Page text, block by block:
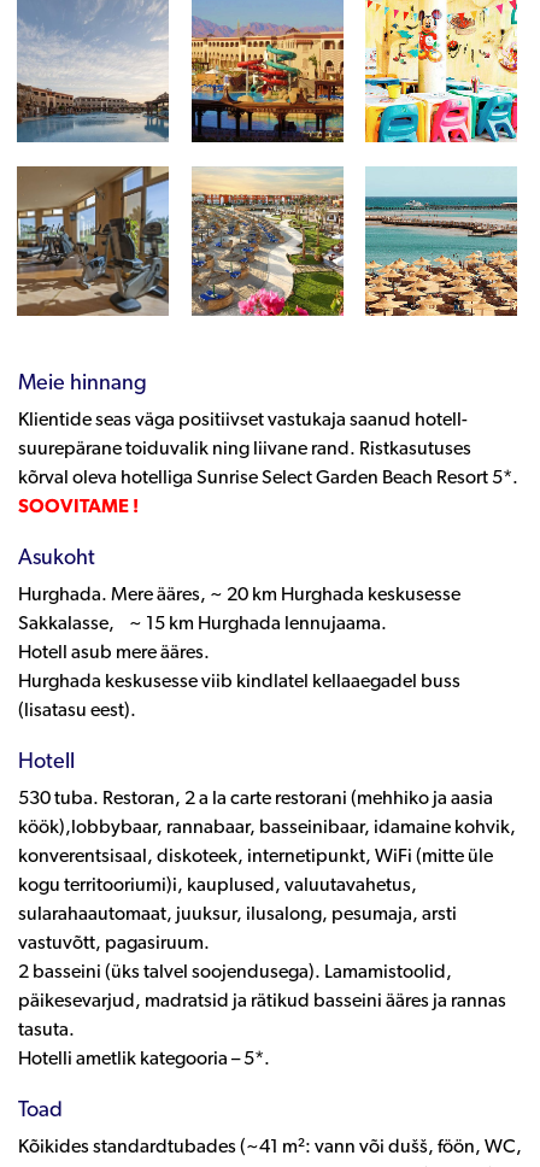
Meie hinnang
Klientide seas väga positiivset vastukaja saanud hotell-
suurepärane toiduvalik ning liivane rand. Ristkasutuses
kõrval oleva hotelliga Sunrise Select Garden Beach Resort 5*.
SOOVITAME !
Asukoht
Hurghada. Mere ääres, ~ 20 km Hurghada keskusesse
Sakkalasse, ~ 15 km Hurghada lennujaama.
Hotell asub mere ääres.
Hurghada keskusesse viib kindlatel kellaaegadel buss
(lisatasu eest).
Hotell
530 tuba. Restoran, 2 a la carte restorani (mehhiko ja aasia
köök),lobbybaar, rannabaar, basseinibaar, idamaine kohvik,
konverentsisaal, diskoteek, internetipunkt, WiFi (mitte üle
kogu territooriumi)i, kauplused, valuutavahetus,
sularahaautomaat, juuksur, ilusalong, pesumaja, arsti
vastuvõtt, pagasiruum.
2 basseini (üks talvel soojendusega). Lamamistoolid,
päikesevarjud, madratsid ja rätikud basseini ääres ja rannas
tasuta.
Hotelli ametlik kategooria – 5*.
Toad
Kõikides standardtubades (~41 m²: vann või dušš, föön, WC,